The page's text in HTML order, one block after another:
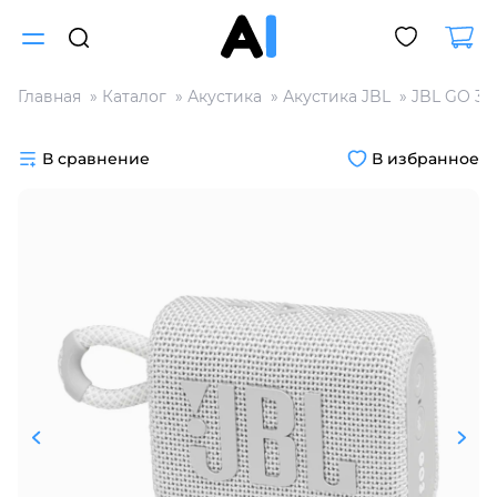
Главная Каталог Акустика Акустика JBL JBL GO 3
В сравнение В избранное
Для клиентов всех банков
Разбейте
График платежей
Сегодня
25